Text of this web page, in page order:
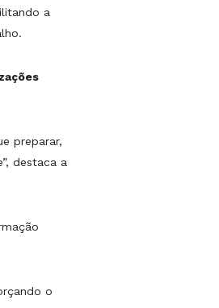
a
preparar,
destaca a
o